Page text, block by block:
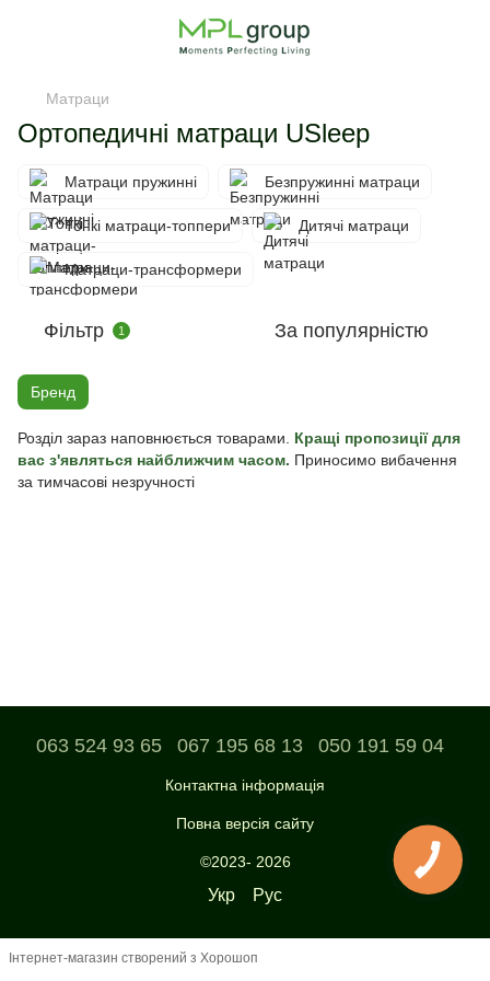
Матраци
Ортопедичні матраци USleep
Матраци пружинні Безпружинні матраци
Тонкі матраци-топпери Дитячі матраци
Матраци-трансформери
Фільтр 1 За популярністю
Бренд
Розділ зараз наповнюється товарами. Кращі пропозиції для
вас з'являться найближчим часом. Приносимо вибачення
за тимчасові незручності
063 524 93 65 067 195 68 13 050 191 59 04
Контактна інформація
Повна версія сайту
©2023- 2026
Укр Рус
Інтернет-магазин створений з Хорошоп